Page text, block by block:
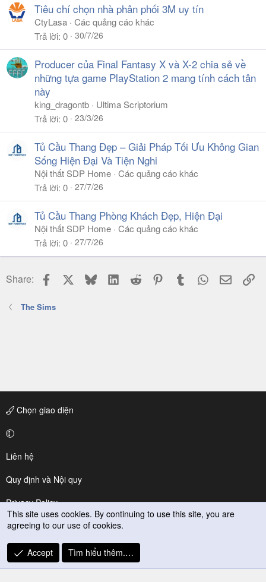
Tiêu chí chọn nhà phân phối 3M uy tín
CtyLasa Các quảng cáo khác
Trả lời 0 30/7/26
Producer của Final Fantasy X và X-2 chia sẻ về
những tựa game PlayStation 2 mang tính cách tân
này
king_dragontb
Ultima Scriptorium
Trả lời 0 23/3/26
Tủ Cầu Thang Đẹp – Giải Pháp Tối Ưu Không Gian
Sống Hiện Đại Và Tiện Nghi
Nội thất SDP Home Các quảng cáo khác
Trả lời 0 27/7/26
Tủ Cầu Thang Phòng Khách Đẹp, Hiện Đại
Nội thất SDP Home Các quảng cáo khác
Trả lời 0 27/7/26
Share: Facebook BlueskyLinkedIn
Reddit PinterestTumblr WhatsApp
Email
The Sims
Chọn giao diện
Liên hệ
Quy định và Nội quy
Privacy Policy
Trợ giúp
R
S